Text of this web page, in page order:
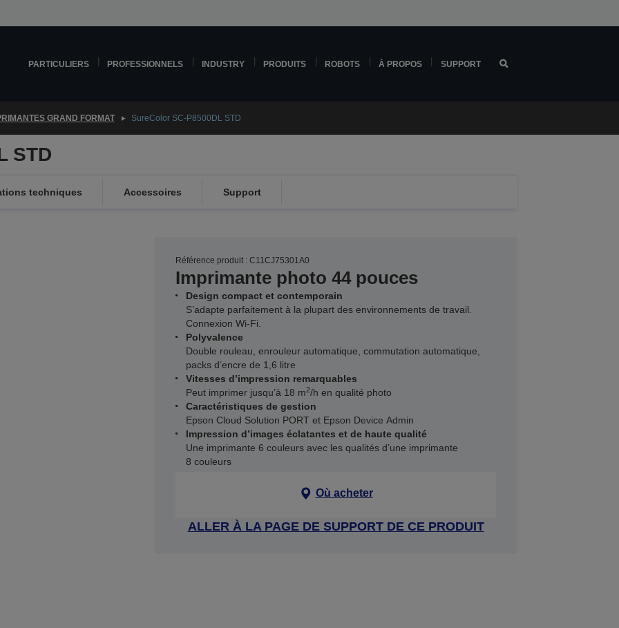
PARTICULIERS PROFESSIONNELS INDUSTRY PRODUITS ROBOTS À PROPOS SUPPORT
GRAND FORMAT SureColor SC-P8500DL STD
STD
techniques Accessoires Support
Référence produit : C11CJ75301A0
Imprimante photo 44 pouces
Design compact et contemporain
S’adapte parfaitement à la plupart des environnements de travail.
Connexion Wi-Fi.
Polyvalence
Double rouleau, enrouleur automatique, commutation automatique,
packs d’encre de 1,6 litre
Vitesses d’impression remarquables
Peut imprimer jusqu’à 18 m2/h en qualité photo
Caractéristiques de gestion
Epson Cloud Solution PORT et Epson Device Admin
Impression d’images éclatantes et de haute qualité
Une imprimante 6 couleurs avec les qualités d’une imprimante
8 couleurs
Où acheter
ALLER À LA PAGE DE SUPPORT DE CE PRODUIT